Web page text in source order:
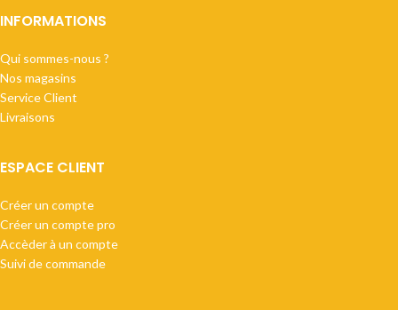
INFORMATIONS
Qui sommes-nous ?
Nos magasins
Service Client
Livraisons
ESPACE CLIENT
Créer un compte
Créer un compte pro
Accèder à un compte
Suivi de commande